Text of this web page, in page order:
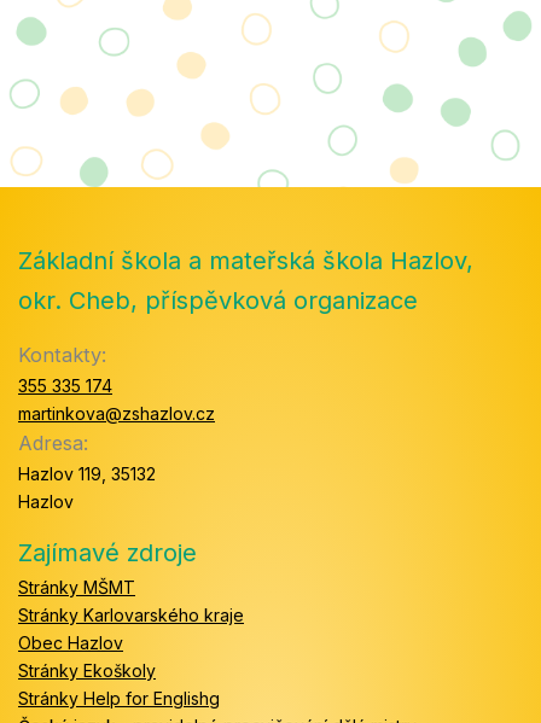
Základní škola a mateřská škola Hazlov,
okr. Cheb, příspěvková organizace
Kontakty:
355 335 174
martinkova@zshazlov.cz
Adresa:
Hazlov 119, 35132
Hazlov
Zajímavé zdroje
Stránky MŠMT
Stránky Karlovarského kraje
Obec Hazlov
Stránky Ekoškoly
Stránky Help for Englishg